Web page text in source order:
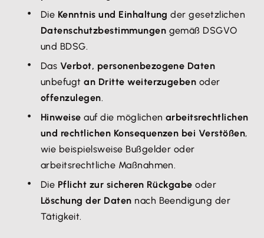
Die Kenntnis und Einhaltung der gesetzlichen
Datenschutzbestimmungen gemäß DSGVO
und BDSG.
Das Verbot, personenbezogene Daten
unbefugtan Dritte weiterzugeben oder
offenzulegen.
Hinweise auf die möglichen arbeitsrechtlichen
und rechtlichen Konsequenzen bei Verstößen,
wie beispielsweise Bußgelder oder
arbeitsrechtliche Maßnahmen.
Die Pflicht zur sicheren Rückgabe oder
Löschung der Daten nach Beendigung der
Tätigkeit.